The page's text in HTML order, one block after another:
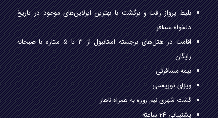
بلیط پرواز رفت و برگشت با بهترین ایرلاین‌های موجود در تاریخ
دلخواه مسافر
اقامت در هتل‌های برجسته استانبول از ۳ تا ۵ ستاره با صبحانه
رایگان
بیمه مسافرتی
ویزای توریستی
گشت شهری نیم روزه به همراه ناهار
پشتیبانی 24 ساعته